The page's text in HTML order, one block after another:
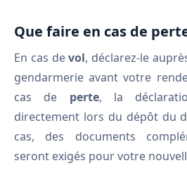
Que faire en cas de
En cas devol, déclarez-le
gendarmerie avant votre
cas de perte, la
directement lors du dépôt du
cas, des documents
seront exigés pour votre